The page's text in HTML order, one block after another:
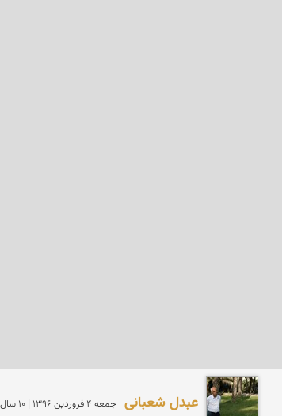
عبدل شعبانی جمعه 4 فروردين 1396 | 10 سال پیش